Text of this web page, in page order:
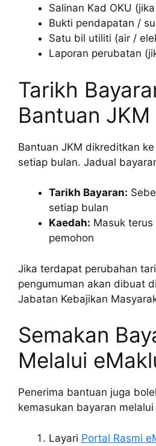
Salinan Kad OKU
Bukti pendapatan /
Satu bil utiliti (air /
Laporan perubatan
Tarikh
Bantuan JKM
Bantuan JKM dikreditkan
setiap bulan. Jadual
Tarikh Bayaran:
setiap bulan
Kaedah: Masuk
pemohon
Jika terdapat perubahan
pengumuman akan dibuat
Jabatan Kebajikan
Semakan
Melalui
Penerima bantuan juga
kemasukan bayaran
Layari Portal Rasmi